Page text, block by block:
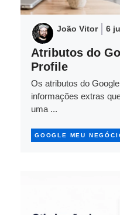
João Vitor 6
Atributos do
Profile
Os atributos do
informações extras
uma ...
GOOGLE MEU